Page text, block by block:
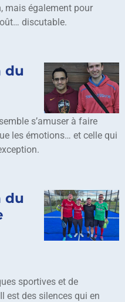
mais également pour
discutable.
du
s’amuser à faire
les émotions… et celle qui
du
sportives et de
est des silences qui en